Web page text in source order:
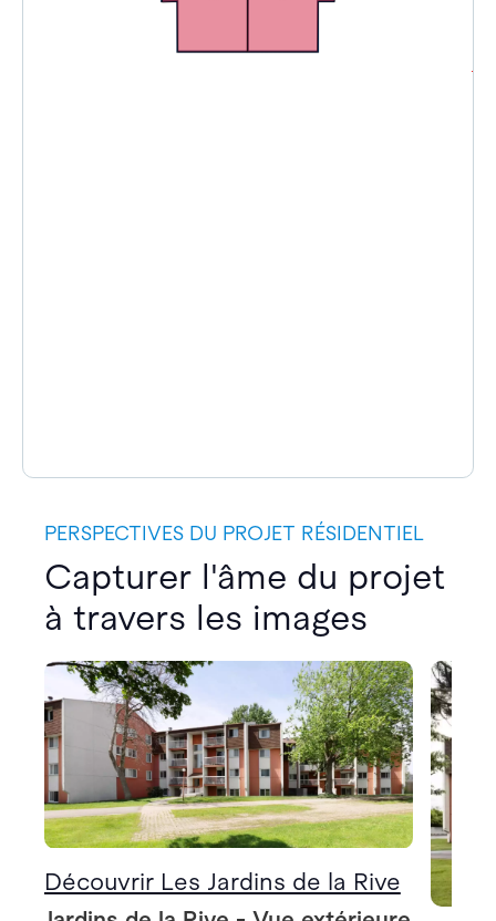
PERSPECTIVES DU PROJET RÉSIDENTIEL
Capturer l'âme du projet
à travers les images
Découvrir Les Jardins de la Rive